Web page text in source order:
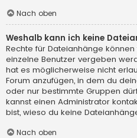
Nach oben
Weshalb kann ich keine
Rechte für Dateianhänge können
einzelne Benutzer vergeben
hat es möglicherweise nicht
Forum anzufügen, in dem du
oder nur bestimmte Gruppen
kannst einen Administrator
bist, wieso du keine
Nach oben